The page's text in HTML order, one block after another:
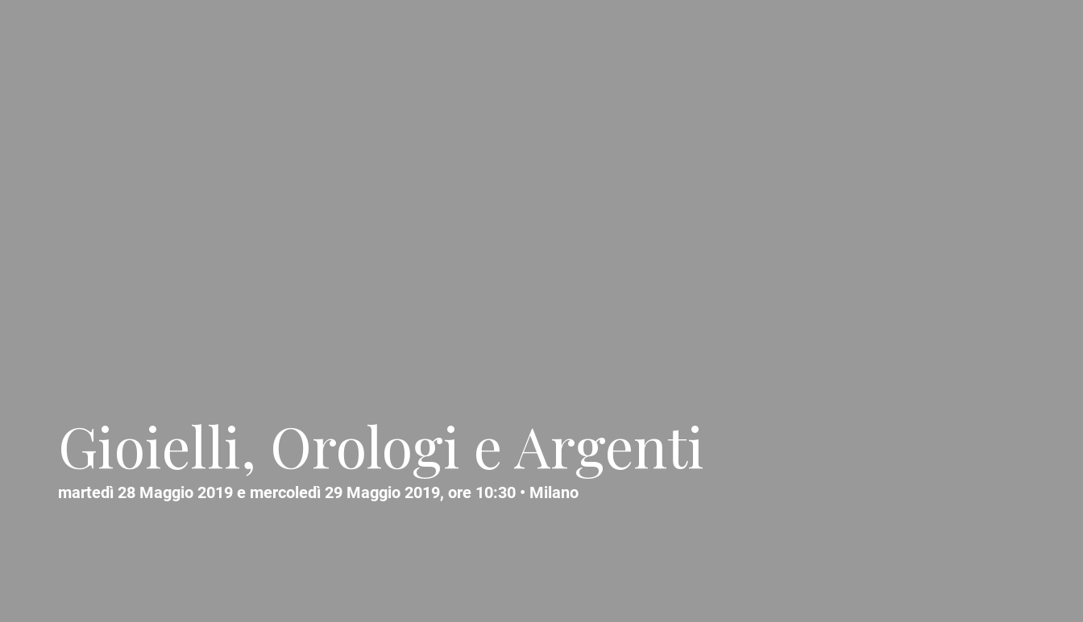
Gioielli, Orologi e Argenti
martedì 28 Maggio 2019 e mercoledì 29 Maggio 2019, ore 10:30 • Milano